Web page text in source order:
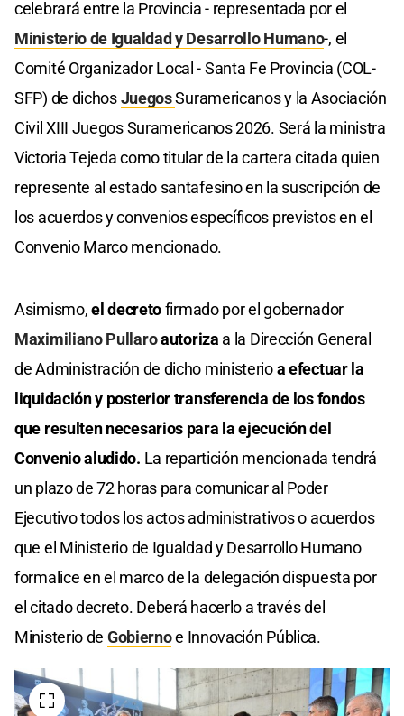
celebrará entre la Provincia - representada por el
Ministerio de Igualdad y Desarrollo Humano-, el
Comité Organizador Local - Santa Fe Provincia (COL-
SFP) de dichosJuegosSuramericanos y la Asociación
Civil XIII Juegos Suramericanos 2026. Será la ministra
Victoria Tejeda como titular de la cartera citada quien
represente al estado santafesino en la suscripción de
los acuerdos y convenios específicos previstos en el
Convenio Marco mencionado.
Asimismo,el decretofirmado por el gobernador
Maximiliano Pullaroautoriza a la Dirección General
de Administración de dicho ministerioa efectuar la
liquidación y posterior transferencia de los fondos
que resulten necesarios para la ejecución del
Convenio aludido. La repartición mencionada tendrá
un plazo de 72 horas para comunicar al Poder
Ejecutivo todos los actos administrativos o acuerdos
que el Ministerio de Igualdad y Desarrollo Humano
formalice en el marco de la delegación dispuesta por
el citado decreto. Deberá hacerlo a través del
Ministerio de Gobiernoe Innovación Pública.